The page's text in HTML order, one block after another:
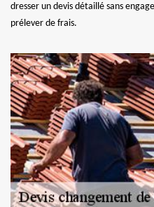
dresser un devis détaillé sans
prélever de frais.